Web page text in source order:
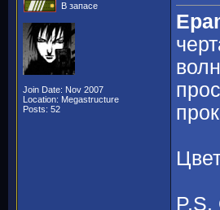
В запасе
Join Date: Nov 2007
Location: Megastructure
Posts: 52
P.S.